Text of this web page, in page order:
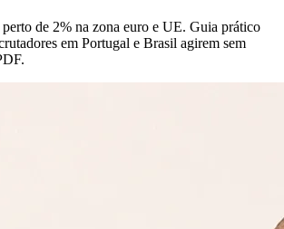
perto de 2% na zona euro e UE. Guia prático
em Portugal e Brasil agirem sem